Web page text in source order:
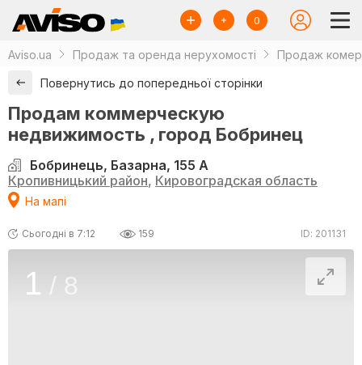
0
Aviso.ua Продаж та оренда нерухомості Продаж
Повернутись до попередньої сторінки
Продам коммерческую
недвижимость , город Бобринец
Бобринець, Базарна, 155 А
Кропивницький район, Кировоградская область
На мапі
Сьогодні в 7:12 159 ID: 201131
1 / 8